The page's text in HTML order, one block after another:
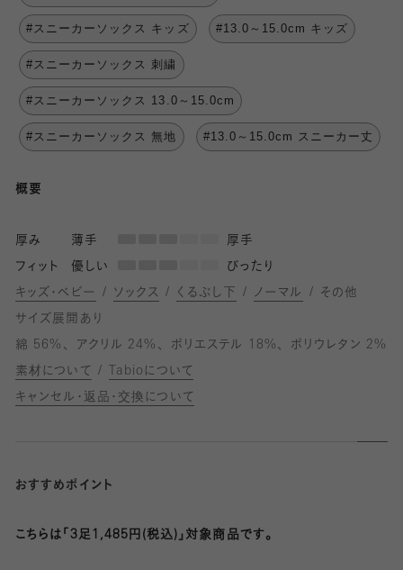
#スニーカーソックス キッズ #13.0～15.0cm キッズ
#スニーカーソックス 刺繍
#スニーカーソックス 13.0～15.0cm
#スニーカーソックス 無地 #13.0～15.0cm スニーカー丈
概要
厚み 薄手
厚手
フィット
優しい
ぴったり
キッズ・ベビー
ソックス くるぶし下 ノーマル
その他
サイズ展開あり
綿 56%
アクリル 24% ポリエステル 18%
ポリウレタン 2%
素材について
Tabioについて
キャンセル・返品・交換について
おすすめポイント
こちらは「3足1,485円(税込)」対象商品です。